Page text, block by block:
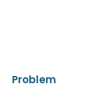
Problem